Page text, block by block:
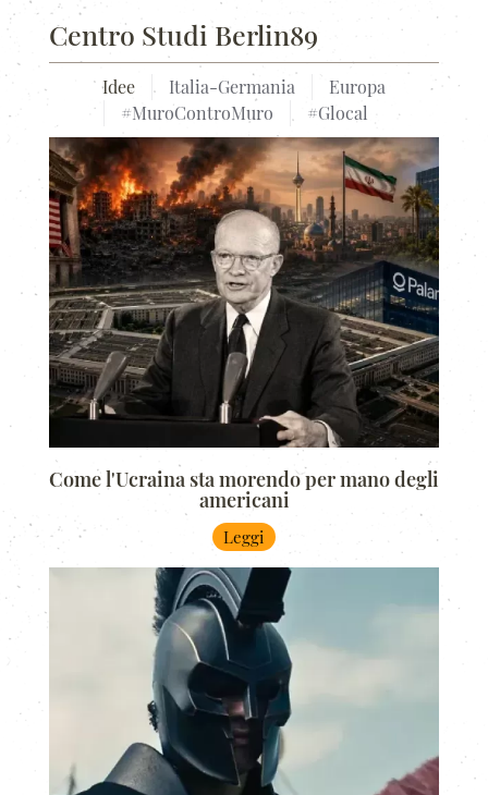
Centro Studi Berlin89
Idee Italia-Germania
Europa
#MuroControMuro
#Glocal
Come l'Ucraina sta morendo per mano degli
americani
Leggi